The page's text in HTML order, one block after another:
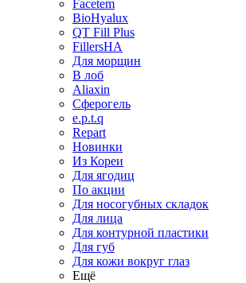
Facetem
BioHyalux
QT Fill Plus
FillersHA
Для морщин
В лоб
Aliaxin
Сферогель
e.p.t.q
Repart
Новинки
Из Кореи
Для ягодиц
По акции
Для носогубных складок
Для лица
Для контурной пластики
Для губ
Для кожи вокруг глаз
Ещё